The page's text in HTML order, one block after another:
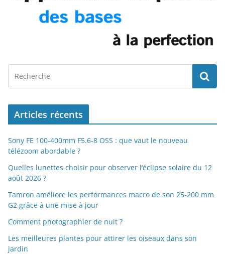
Articles récents
Sony FE 100-400mm F5.6-8 OSS : que vaut le nouveau
télézoom abordable ?
Quelles lunettes choisir pour observer l’éclipse solaire du 12
août 2026 ?
Tamron améliore les performances macro de son 25-200 mm
G2 grâce à une mise à jour
Comment photographier de nuit ?
Les meilleures plantes pour attirer les oiseaux dans son
jardin